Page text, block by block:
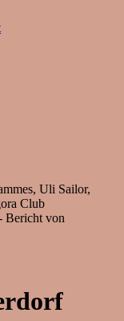
Uli Sailor,
Club
Bericht von